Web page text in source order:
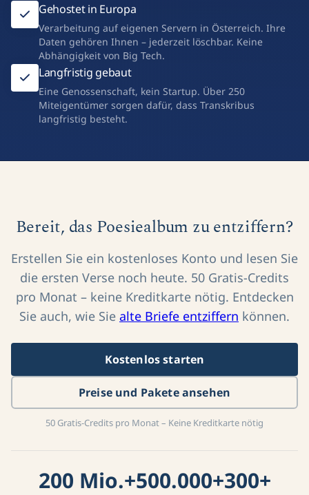
Gehostet in Europa
Verarbeitung auf eigenen Servern in Österreich. Ihre
Daten gehören Ihnen – jederzeit löschbar. Keine
Abhängigkeit von Big Tech.
Langfristig gebaut
Eine Genossenschaft, kein Startup. Über 250
Miteigentümer sorgen dafür, dass Transkribus
langfristig besteht.
Bereit, das Poesiealbum zu entziffern?
Erstellen Sie ein kostenloses Konto und lesen Sie
die ersten Verse noch heute. 50 Gratis-Credits
pro Monat – keine Kreditkarte nötig. Entdecken
Sie auch, wie Sie alte Briefe entziffern können.
Kostenlos starten
Preise und Pakete ansehen
50 Gratis-Credits pro Monat – Keine Kreditkarte nötig
200 Mio.+500.000+300+